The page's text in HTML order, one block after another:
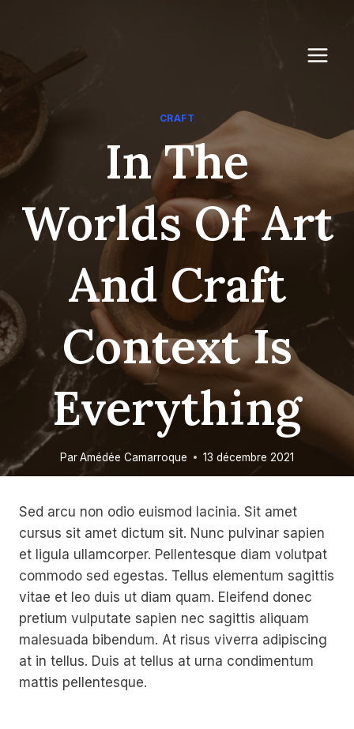
CRAFT
In The
Worlds Of Art
And Craft
Context Is
Everything
ParAmédée Camarroque 13 décembre 2021
Sed arcu non odio euismod lacinia. Sit amet
cursus sit amet dictum sit. Nunc pulvinar sapien
et ligula ullamcorper. Pellentesque diam volutpat
commodo sed egestas. Tellus elementum sagittis
vitae et leo duis ut diam quam. Eleifend donec
pretium vulputate sapien nec sagittis aliquam
malesuada bibendum. At risus viverra adipiscing
at in tellus. Duis at tellus at urna condimentum
mattis pellentesque.